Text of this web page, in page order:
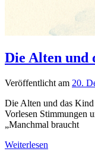
Die Alten und
Veröffentlicht am 20.
Die Alten und das Kind
Vorlesen Stimmungen
„Manchmal braucht
Weiterlesen